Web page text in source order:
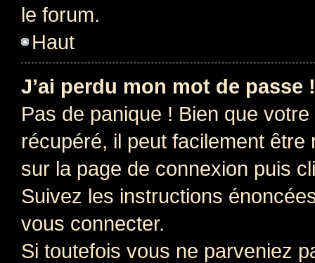
le forum.
Haut
J’ai perdu mon mot de passe !
Pas de panique ! Bien que
récupéré, il peut facilement
sur la page de connexion puis
Suivez les instructions
vous connecter.
Si toutefois vous ne parveniez